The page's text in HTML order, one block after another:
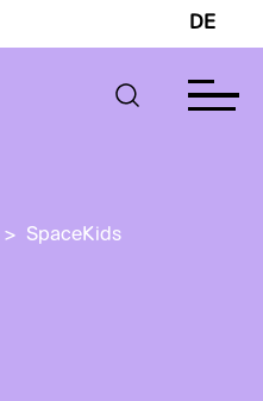
DE
> SpaceKids